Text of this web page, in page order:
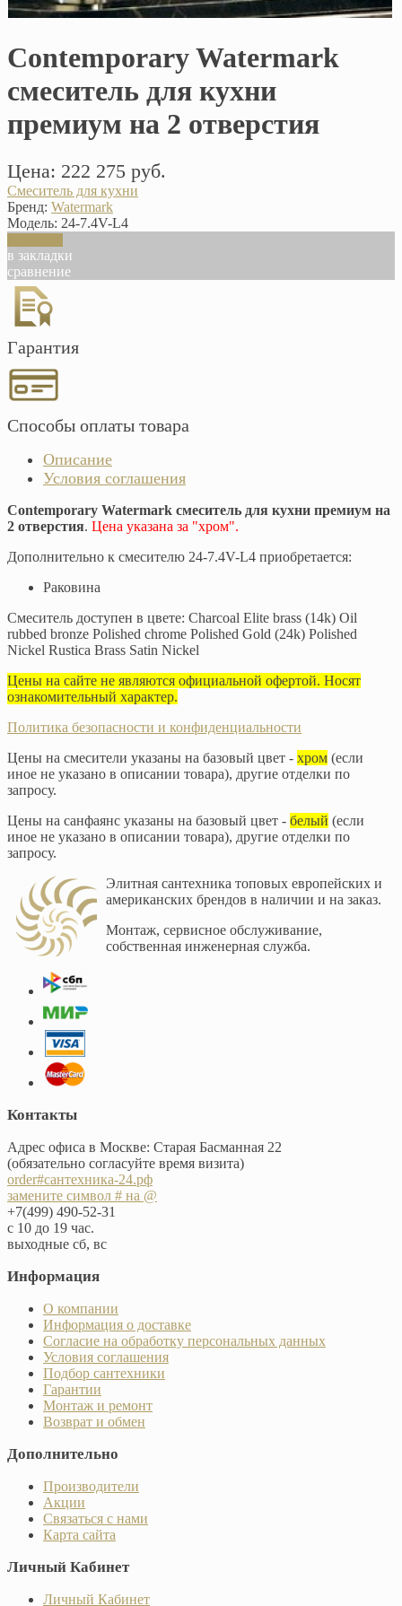
Contemporary Watermark
смеситель для кухни
премиум на 2 отверстия
Цена: 222 275 руб.
Смеситель для кухни
Бренд: Watermark
Модель: 24-7.4V-L4
в закладки
сравнение
Гарантия
Способы оплаты товара
Описание
Условия соглашения
Contemporary Watermark смеситель для кухни премиум на
2 отверстия. Цена указана за "хром".
Дополнительно к смесителю 24-7.4V-L4 приобретается:
Раковина
Смеситель доступен в цвете: Charcoal Elite brass (14k) Oil
rubbed bronze Polished chrome Polished Gold (24k) Polished
Nickel Rustica Brass Satin Nickel
Цены на сайте не являются официальной офертой. Носят
ознакомительный характер.
Политика безопасности и конфиденциальности
Цены на смесители указаны на базовый цвет - хром (если
иное не указано в описании товара), другие отделки по
запросу.
Цены на санфаянс указаны на базовый цвет - белый (если
иное не указано в описании товара), другие отделки по
запросу.
Элитная сантехника топовых европейских и
американских брендов в наличии и на заказ.
Монтаж, сервисное обслуживание,
собственная инженерная служба.
Контакты
Адрес офиса в Москве: Старая Басманная 22
(обязательно согласуйте время визита)
order#сантехника-24.рф
замените символ # на @
+7(499) 490-52-31
с 10 до 19 час.
выходные сб, вс
Информация
О компании
Информация о доставке
Согласие на обработку персональных данных
Условия соглашения
Подбор сантехники
Гарантии
Монтаж и ремонт
Возврат и обмен
Дополнительно
Производители
Акции
Связаться с нами
Карта сайта
Личный Кабинет
Личный Кабинет